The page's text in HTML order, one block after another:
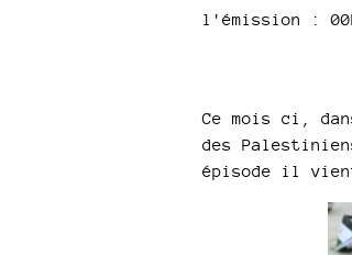
l'émission :
Ce mois ci,
des
épisode il